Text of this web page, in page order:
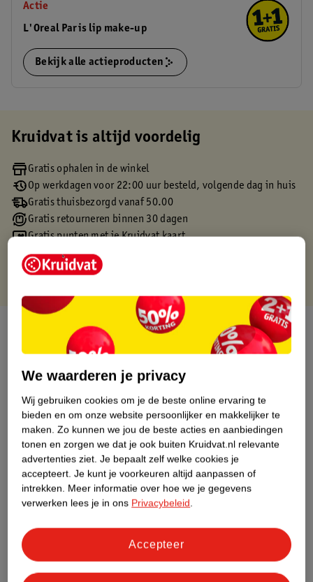
Actie
L'Oreal Paris lip make-up
Bekijk alle actieproducten
Kruidvat is altijd voordelig
Gratis ophalen in de winkel
Op werkdagen voor 22:00 uur besteld, volgende dag in huis
Gratis thuisbezorgd vanaf 50.00
Gratis retourneren binnen 30 dagen
Gratis punten met je Kruidvat kaart
Over dit product
Etiketinformatie
Nature Impact Score
Dit product heeft (nog) geen Nature
Impact Score.
Meer informatie
Bestel & Bezorginformatie
We waarderen je privacy
Wij gebruiken cookies om je de beste online ervaring te
bieden en om onze website persoonlijker en makkelijker te
maken. Zo kunnen we jou de beste acties en aanbiedingen
tonen en zorgen we dat je ook buiten Kruidvat.nl relevante
advertenties ziet. Je bepaalt zelf welke cookies je
accepteert. Je kunt je voorkeuren altijd aanpassen of
intrekken. Meer informatie over hoe we je gegevens
verwerken lees je in ons Privacybeleid.
Accepteer